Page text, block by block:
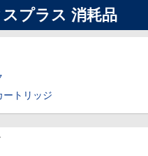
プラス 消耗品
ートリッジ